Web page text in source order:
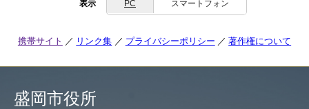
表示 PC スマートフォン
携帯サイト リンク集 プライバシーポリシー 著作権について
盛岡市役所